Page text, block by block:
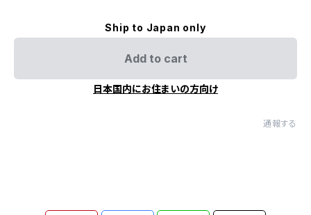
Ship to Japan only
Add to cart
日本国内にお住まいの方向け
通報する